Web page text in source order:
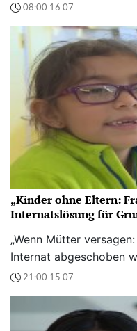
08:00 16.07
„Kinder ohne Eltern:
Internatslösung für
„Wenn Mütter
Internat abgeschoben
21:00 15.07